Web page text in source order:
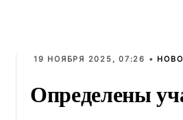
19 НОЯБРЯ 2025, 07:26 •
Определены